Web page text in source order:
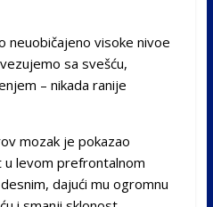
neuobičajeno visoke nivoe
sa svešću,
– nikada ranije
mozak je pokazao
u levom prefrontalnom
dajući mu ogromnu